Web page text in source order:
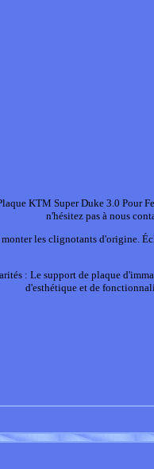
KTM Super Duke 3.0 Pour
n'hésitez pas à nous
les clignotants d'origine.
: Le support de plaque
d'esthétique et de